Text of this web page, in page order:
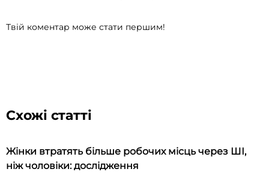
Твій коментар може стати першим!
Схожі статті
Жінки втратять більше робочих місць через ШІ,
ніж чоловіки: дослідження